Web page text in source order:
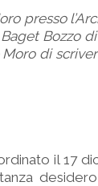
presso
Bozzo
di
il 17